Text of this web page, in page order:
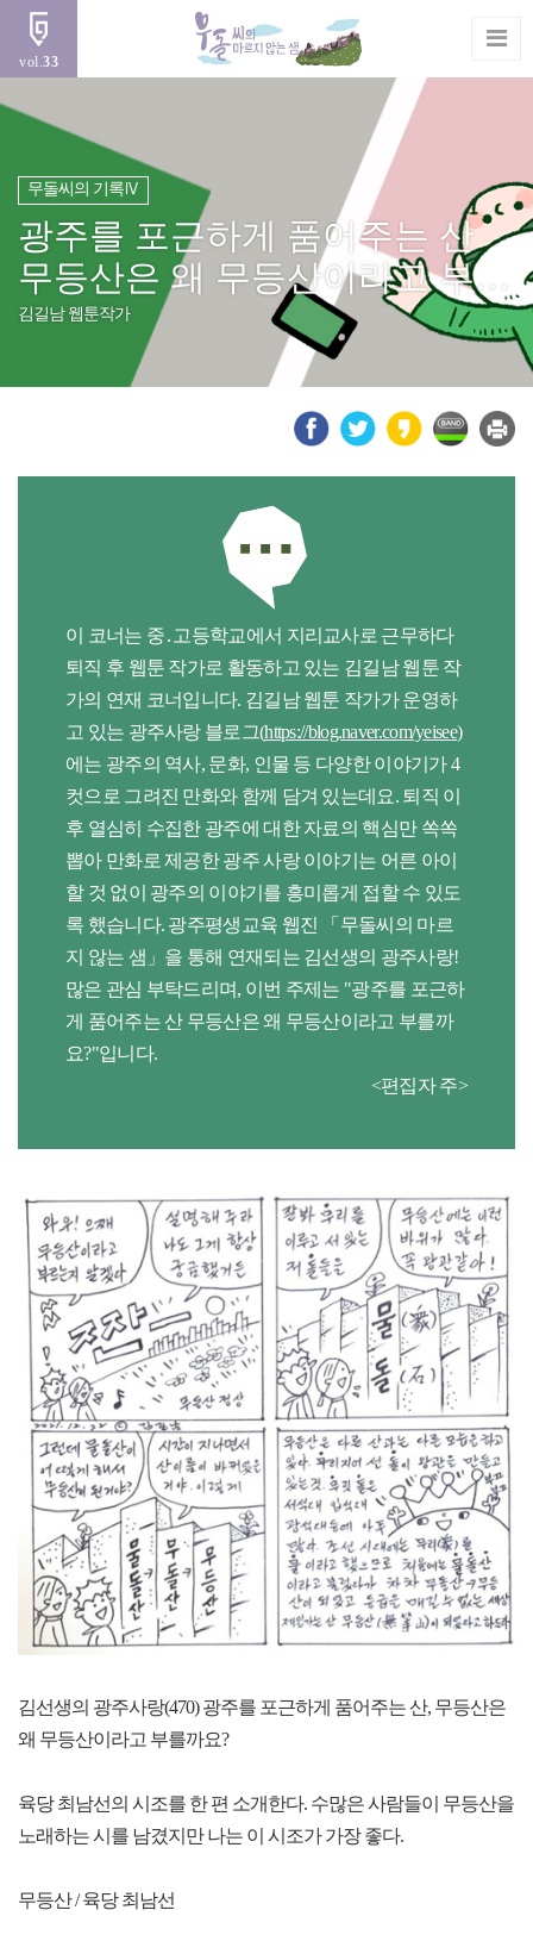
vol.33
무돌씨의 기록Ⅳ
광주를 포근하게 품어주는 산
무등산은 왜 무등산이라고 부를까요?
김길남 웹툰작가
이 코너는 중․고등학교에서 지리교사로 근무하다
퇴직 후 웹툰 작가로 활동하고 있는 김길남 웹툰 작
가의 연재 코너입니다. 김길남 웹툰 작가가 운영하
고 있는 광주사랑 블로그(https://blog.naver.com/yeisee)
에는 광주의 역사, 문화, 인물 등 다양한 이야기가 4
컷으로 그려진 만화와 함께 담겨 있는데요. 퇴직 이
후 열심히 수집한 광주에 대한 자료의 핵심만 쏙쏙
뽑아 만화로 제공한 광주 사랑 이야기는 어른 아이
할 것 없이 광주의 이야기를 흥미롭게 접할 수 있도
록 했습니다. 광주평생교육 웹진 「무돌씨의 마르
지 않는 샘」을 통해 연재되는 김선생의 광주사랑!
많은 관심 부탁드리며, 이번 주제는 "광주를 포근하
게 품어주는 산 무등산은 왜 무등산이라고 부를까
요?"입니다.
<편집자 주>
김선생의 광주사랑(470) 광주를 포근하게 품어주는 산, 무등산은
왜 무등산이라고 부를까요?
육당 최남선의 시조를 한 편 소개한다. 수많은 사람들이 무등산을
노래하는 시를 남겼지만 나는 이 시조가 가장 좋다.
무등산 / 육당 최남선